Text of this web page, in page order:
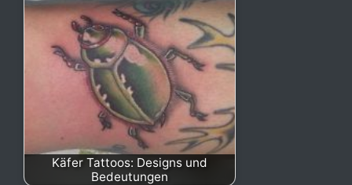
Käfer Tattoos: Designs und
Bedeutungen